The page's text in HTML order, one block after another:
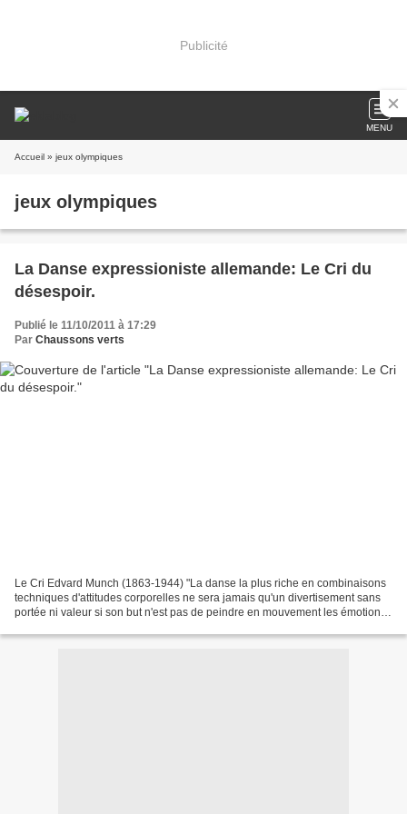
Publicité
MENU
Accueil » jeux olympiques
jeux olympiques
La Danse expressioniste allemande: Le Cri du
désespoir.
Publié le 11/10/2011 à 17:29
Par Chaussons verts
Le Cri Edvard Munch (1863-1944) "La danse la plus riche en combinaisons
techniques d'attitudes corporelles ne sera jamais qu'un divertisement sans
portée ni valeur si son but n'est pas de peindre en mouvement les émotions